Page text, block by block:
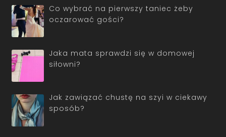
Co wybrać na pierwszy taniec żeby
oczarować gości?
Jaka mata sprawdzi się w domowej
siłowni?
Jak zawiązać chustę na szyi w ciekawy
sposób?